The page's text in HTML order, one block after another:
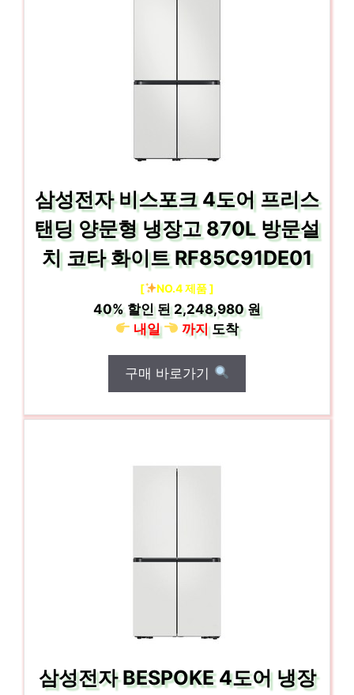
삼성전자 비스포크 4도어 프리스
탠딩 양문형 냉장고 870L 방문설
치 코타 화이트 RF85C91DE01
[ NO.4 제품 ]
40% 할인 된2,248,980 원
내일
까지도착
구매 바로가기
삼성전자 BESPOKE 4도어 냉장